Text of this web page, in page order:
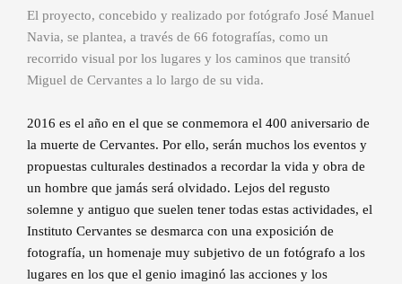
El proyecto, concebido y realizado por fotógrafo José Manuel
Navia, se plantea, a través de 66 fotografías, como un
recorrido visual por los lugares y los caminos que transitó
Miguel de Cervantes a lo largo de su vida.
2016 es el año en el que se conmemora el 400 aniversario de
la muerte de Cervantes. Por ello, serán muchos los eventos y
propuestas culturales destinados a recordar la vida y obra de
un hombre que jamás será olvidado. Lejos del regusto
solemne y antiguo que suelen tener todas estas actividades, el
Instituto Cervantes se desmarca con una exposición de
fotografía, un homenaje muy subjetivo de un fotógrafo a los
lugares en los que el genio imaginó las acciones y los